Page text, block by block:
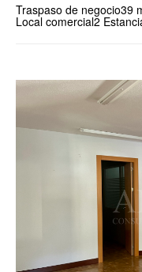
Traspaso de negocio39
Local comercial2